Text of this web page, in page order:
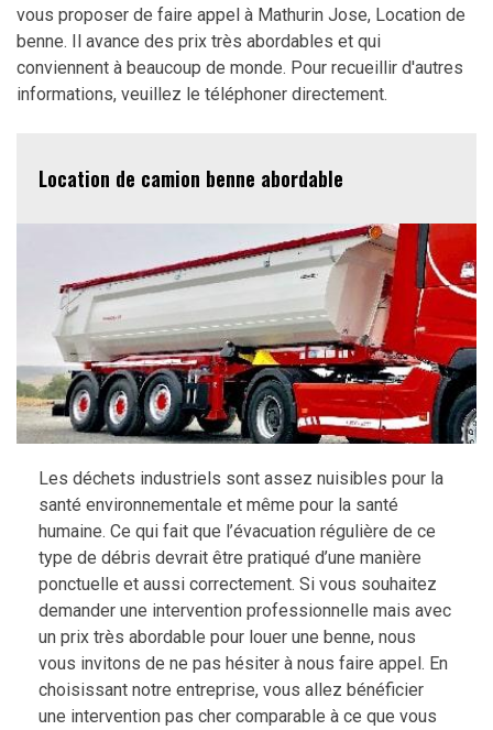
vous proposer de faire appel à Mathurin Jose, Location de
benne. Il avance des prix très abordables et qui
conviennent à beaucoup de monde. Pour recueillir d'autres
informations, veuillez le téléphoner directement.
Location de camion benne abordable
Les déchets industriels sont assez nuisibles pour la
santé environnementale et même pour la santé
humaine. Ce qui fait que l’évacuation régulière de ce
type de débris devrait être pratiqué d’une manière
ponctuelle et aussi correctement. Si vous souhaitez
demander une intervention professionnelle mais avec
un prix très abordable pour louer une benne, nous
vous invitons de ne pas hésiter à nous faire appel. En
choisissant notre entreprise, vous allez bénéficier
une intervention pas cher comparable à ce que vous